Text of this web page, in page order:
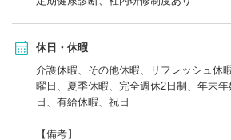
休日・休暇
介護休暇、その他休暇、リフレッシュ休
曜日、夏季休暇、完全週休2日制、年末
日、有給休暇、祝日
【備考】